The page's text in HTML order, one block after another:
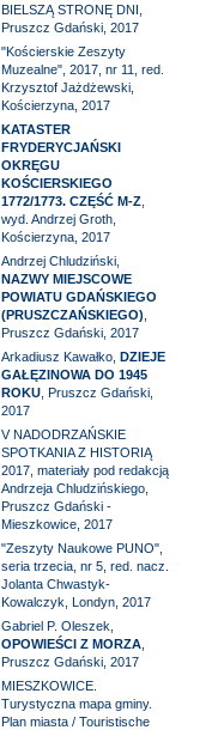
BIELSZĄ STRONĘ DNI,
Pruszcz Gdański, 2017
"Kościerskie Zeszyty
Muzealne", 2017, nr 11, red.
Krzysztof Jażdżewski,
Kościerzyna, 2017
KATASTER
FRYDERYCJAŃSKI
OKRĘGU
KOŚCIERSKIEGO
1772/1773. CZĘŚĆ M-Z,
wyd. Andrzej Groth,
Kościerzyna, 2017
Andrzej Chludziński,
NAZWY MIEJSCOWE
POWIATU GDAŃSKIEGO
(PRUSZCZAŃSKIEGO)
Pruszcz Gdański, 2017
Arkadiusz Kawałko, DZIEJE
GAŁĘZINOWA DO 1945
ROKU, Pruszcz Gdański,
2017
V NADODRZAŃSKIE
SPOTKANIA Z HISTORIĄ
2017, materiały pod redakcją
Andrzeja Chludzińskiego,
Pruszcz Gdański -
Mieszkowice, 2017
"Zeszyty Naukowe PUNO",
seria trzecia, nr 5, red. nacz.
Jolanta Chwastyk-
Kowalczyk, Londyn, 2017
Gabriel P. Oleszek,
OPOWIEŚCI Z MORZA,
Pruszcz Gdański, 2017
MIESZKOWICE.
Turystyczna mapa gminy.
Plan miasta / Touristische